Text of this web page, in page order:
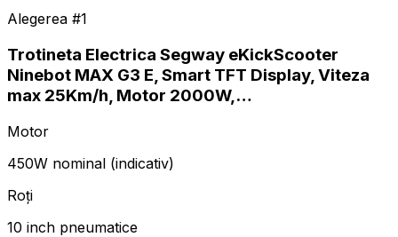
Alegerea #1
Trotineta Electrica Segway eKickScooter
Ninebot MAX G3 E, Smart TFT Display, Viteza
max 25Km/h, Motor 2000W,…
Motor
450W nominal (indicativ)
Roți
10 inch pneumatice